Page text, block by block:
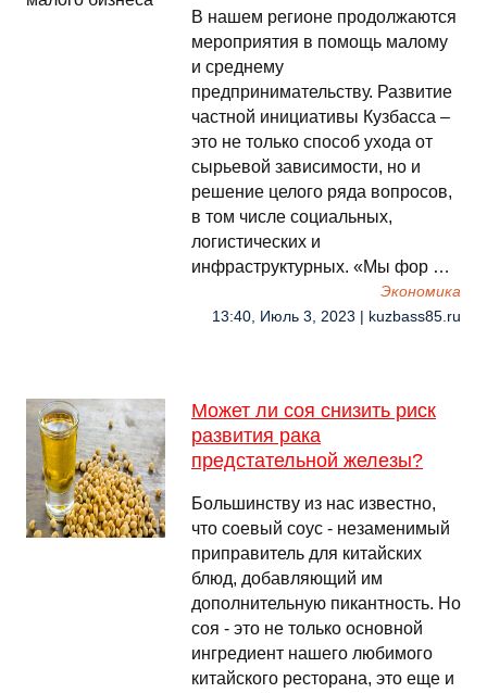
В нашем регионе продолжаются
мероприятия в помощь малому
и среднему
предпринимательству. Развитие
частной инициативы Кузбасса –
это не только способ ухода от
сырьевой зависимости, но и
решение целого ряда вопросов,
в том числе социальных,
логистических и
инфраструктурных. «Мы фор …
Экономика
13:40, Июль 3, 2023 | kuzbass85.ru
Может ли соя снизить риск
развития рака
предстательной железы?
Большинству из нас известно,
что соевый соус - незаменимый
приправитель для китайских
блюд, добавляющий им
дополнительную пикантность. Но
соя - это не только основной
ингредиент нашего любимого
китайского ресторана, это еще и